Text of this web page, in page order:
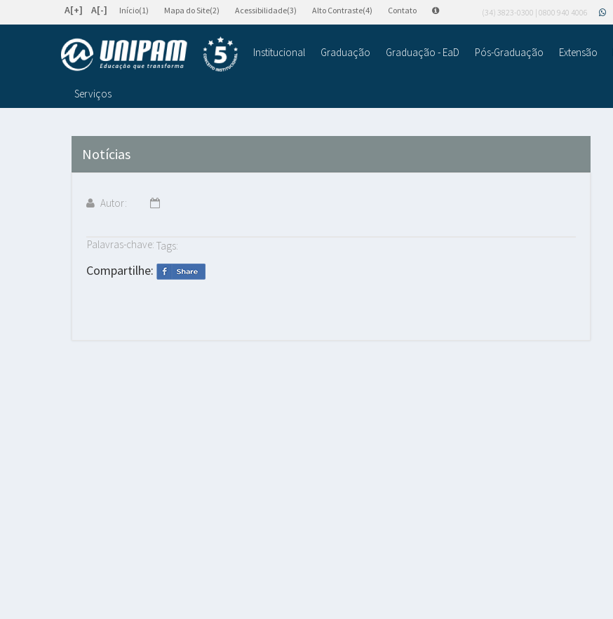
A[+] A[-] Início(1) Mapa do Site(2) Acessibilidade(3) Alto Contraste(4) Contato (34) 3823-0300 | 0800 940 4006
Institucional Graduação Graduação - EaD Pós-Graduação Extensão
Serviços
Notícias
Autor:
Palavras-chave: Tags:
Compartilhe: